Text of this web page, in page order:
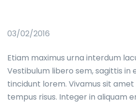
03/02/2016
Etiam maximus urna interdum
Vestibulum libero sem, sagittis in
tincidunt lorem. Vivamus sit
tempus risus. Integer in aliquam